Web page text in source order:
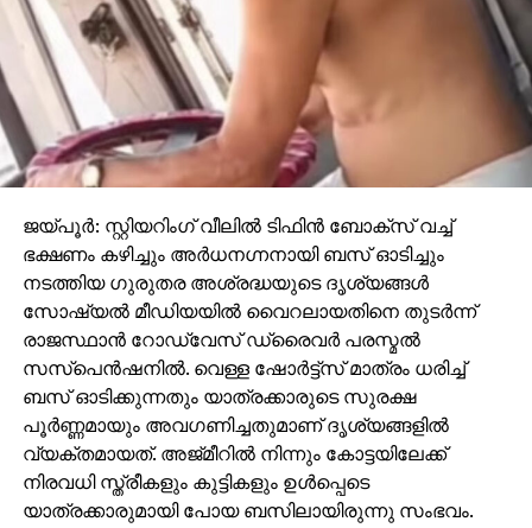
ജയ്പൂര്‍: സ്റ്റിയറിംഗ് വീലില്‍ ടിഫിന്‍ ബോക്‌സ് വച്ച്
ഭക്ഷണം കഴിച്ചും അര്‍ധനഗ്നനായി ബസ് ഓടിച്ചും
നടത്തിയ ഗുരുതര അശ്രദ്ധയുടെ ദൃശ്യങ്ങള്‍
സോഷ്യല്‍ മീഡിയയില്‍ വൈറലായതിനെ തുടര്‍ന്ന്
രാജസ്ഥാന്‍ റോഡ്‌വേസ് ഡ്രൈവര്‍ പരസ്മല്‍
സസ്‌പെന്‍ഷനില്‍. വെള്ള ഷോര്‍ട്ട്‌സ് മാത്രം ധരിച്ച്
ബസ് ഓടിക്കുന്നതും യാത്രക്കാരുടെ സുരക്ഷ
പൂര്‍ണ്ണമായും അവഗണിച്ചതുമാണ് ദൃശ്യങ്ങളില്‍
വ്യക്തമായത്. അജ്മീറില്‍ നിന്നും കോട്ടയിലേക്ക്
നിരവധി സ്ത്രീകളും കുട്ടികളും ഉള്‍പ്പെടെ
യാത്രക്കാരുമായി പോയ ബസിലായിരുന്നു സംഭവം.